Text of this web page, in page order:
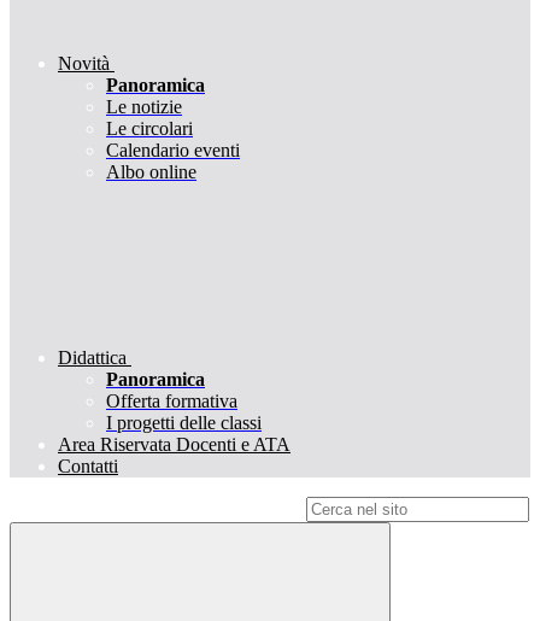
Novità
Panoramica
Le notizie
Le circolari
Calendario eventi
Albo online
Didattica
Panoramica
Offerta formativa
I progetti delle classi
Area Riservata Docenti e ATA
Contatti